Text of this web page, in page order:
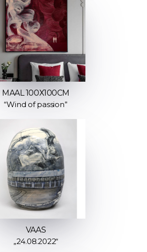
MAAL 100Х100СМ
“Wind of passion”
VAAS
„24.08.2022“